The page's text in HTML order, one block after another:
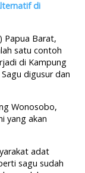
di
Papua Barat,
satu contoh
di Kampung
digusur dan
Wonosobo,
yang akan
adat
sagu sudah